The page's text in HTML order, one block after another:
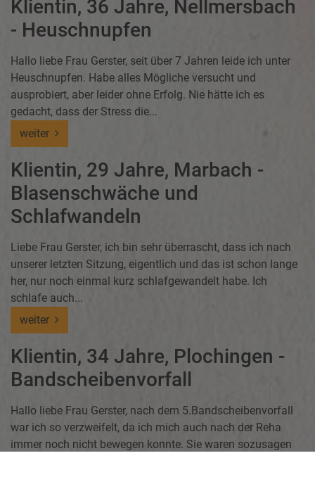
Klientin, 36 Jahre, Nellmersbach
- Heuschnupfen
Hallo liebe Frau Gerster, seit über 7 Jahren leide ich unter
Heuschnupfen. Habe alles Mögliche versucht und
ausprobiert, aber leider ohne Erfolg. Nie hätte ich es
gedacht, dass der Stress die...
weiter
Klientin, 29 Jahre, Marbach -
Blasenschwäche und
Schlafwandeln
Liebe Frau Gerster, ich bin sehr überrascht, dass ich nach
unserer letzten Sitzung, eigentlich und das ist schon lange
her, nur noch einmal kurz schlafgewandelt habe. Ich
schlafe auch...
weiter
Klientin, 34 Jahre, Plochingen -
Bandscheibenvorfall
Hallo liebe Frau Gerster, nach dem 5.Bandscheibenvorfall
war ich so verzweifelt, da ich mich auch nach der Reha
immer noch nicht bewegen konnte. Sie waren sozusagen